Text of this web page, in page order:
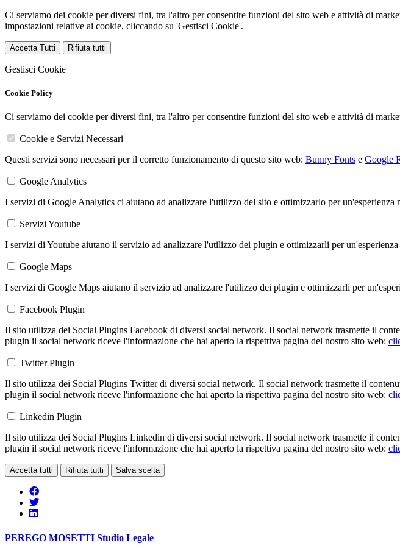
Ci serviamo dei cookie per diversi fini, tra l'altro per consentire funzioni del sito web e attività di
impostazioni relative ai cookie, cliccando su 'Gestisci Cookie'.
Accetta Tutti Rifiuta tutti
Gestisci Cookie
Cookie Policy
Ci serviamo dei cookie per diversi fini, tra l'altro per consentire funzioni del sito web e attività di
Cookie e Servizi Necessari
Questi servizi sono necessari per il corretto funzionamento di questo sito web: Bunny Fonts e Google
Google Analytics
I servizi di Google Analytics ci aiutano ad analizzare l'utilizzo del sito e ottimizzarlo per un'esperienza
Servizi Youtube
I servizi di Youtube aiutano il servizio ad analizzare l'utilizzo dei plugin e ottimizzarli per
Google Maps
I servizi di Google Maps aiutano il servizio ad analizzare l'utilizzo dei plugin e ottimizzarli per
Facebook Plugin
Il sito utilizza dei Social Plugins Facebook di diversi social network. Il social network trasmette il
plugin il social network riceve l'informazione che hai aperto la rispettiva pagina del nostro sito web:
Twitter Plugin
Il sito utilizza dei Social Plugins Twitter di diversi social network. Il social network trasmette il
plugin il social network riceve l'informazione che hai aperto la rispettiva pagina del nostro sito web:
Linkedin Plugin
Il sito utilizza dei Social Plugins Linkedin di diversi social network. Il social network trasmette il
plugin il social network riceve l'informazione che hai aperto la rispettiva pagina del nostro sito web:
Accetta tutti Rifiuta tutti Salva scelta
PEREGO MOSETTI Studio Legale